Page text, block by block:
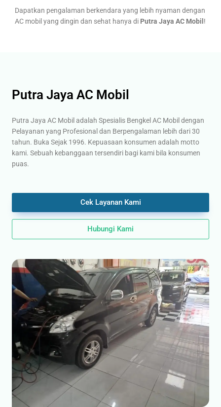
Dapatkan pengalaman berkendara yang lebih nyaman dengan
AC mobil yang dingin dan sehat hanya di Putra Jaya AC Mobil !
Putra Jaya AC Mobil
Putra Jaya AC Mobil adalah Spesialis Bengkel AC Mobil dengan
Pelayanan yang Profesional dan Berpengalaman lebih dari 30
tahun. Buka Sejak 1996. Kepuasaan konsumen adalah motto
kami. Sebuah kebanggaan tersendiri bagi kami bila konsumen
puas.
Cek Layanan Kami
Hubungi Kami